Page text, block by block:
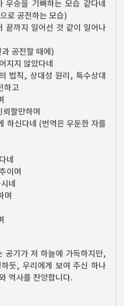
우승을 기뻐하는 모습 같다네
로 공전하는 모습)
끝까지 일어선 것 같이 일어나
공전할 때에)
지지 않았다네
법칙, 상대성 원리, 특수상대
하고
할만하며
하신다네 (번역은 우둔한 자를
네
이며
네
며
공기가 저 하늘에 가득하지만,
듯, 우리에게 보여 주신 하나
역사를 찬양합니다.